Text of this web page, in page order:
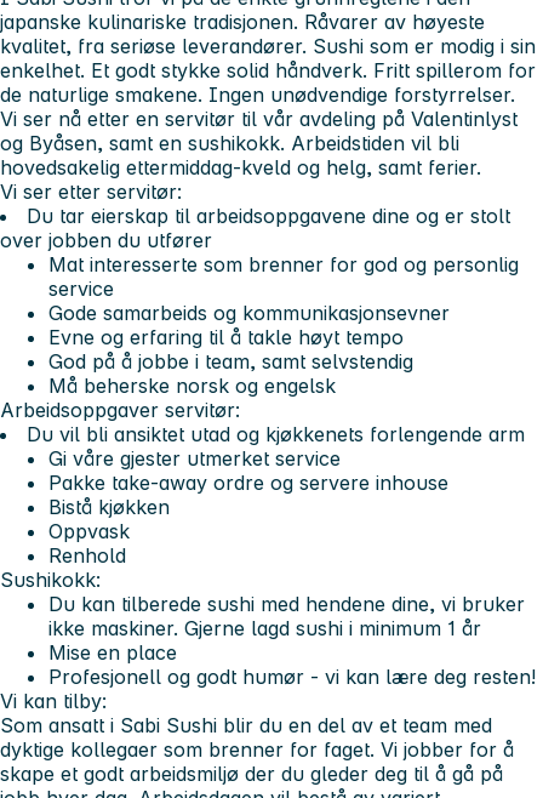
japanske kulinariske tradisjonen. Råvarer av høyeste
kvalitet, fra seriøse leverandører. Sushi som er modig i sin
enkelhet. Et godt stykke solid håndverk. Fritt spillerom for
de naturlige smakene. Ingen unødvendige forstyrrelser.
Vi ser nå etter en servitør til vår avdeling på Valentinlyst
og Byåsen, samt en sushikokk. Arbeidstiden vil bli
hovedsakelig ettermiddag-kveld og helg, samt ferier.
Vi ser etter servitør:
Du tar eierskap til arbeidsoppgavene dine og er stolt
over jobben du utfører
Mat interesserte som brenner for god og personlig
service
Gode samarbeids og kommunikasjonsevner
Evne og erfaring til å takle høyt tempo
God på å jobbe i team, samt selvstendig
Må beherske norsk og engelsk
Arbeidsoppgaver servitør:
Du vil bli ansiktet utad og kjøkkenets forlengende arm
Gi våre gjester utmerket service
Pakke take-away ordre og servere inhouse
Bistå kjøkken
Oppvask
Renhold
Sushikokk:
Du kan tilberede sushi med hendene dine, vi bruker
ikke maskiner. Gjerne lagd sushi i minimum 1 år
Mise en place
Profesjonell og godt humør - vi kan lære deg resten!
Vi kan tilby:
Som ansatt i Sabi Sushi blir du en del av et team med
dyktige kollegaer som brenner for faget. Vi jobber for å
skape et godt arbeidsmiljø der du gleder deg til å gå på